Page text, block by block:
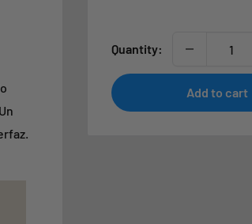
Quantity:
Add to cart